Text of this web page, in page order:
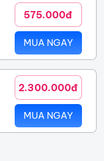
575.000đ
MUA NGAY
2.300.000đ
MUA NGAY